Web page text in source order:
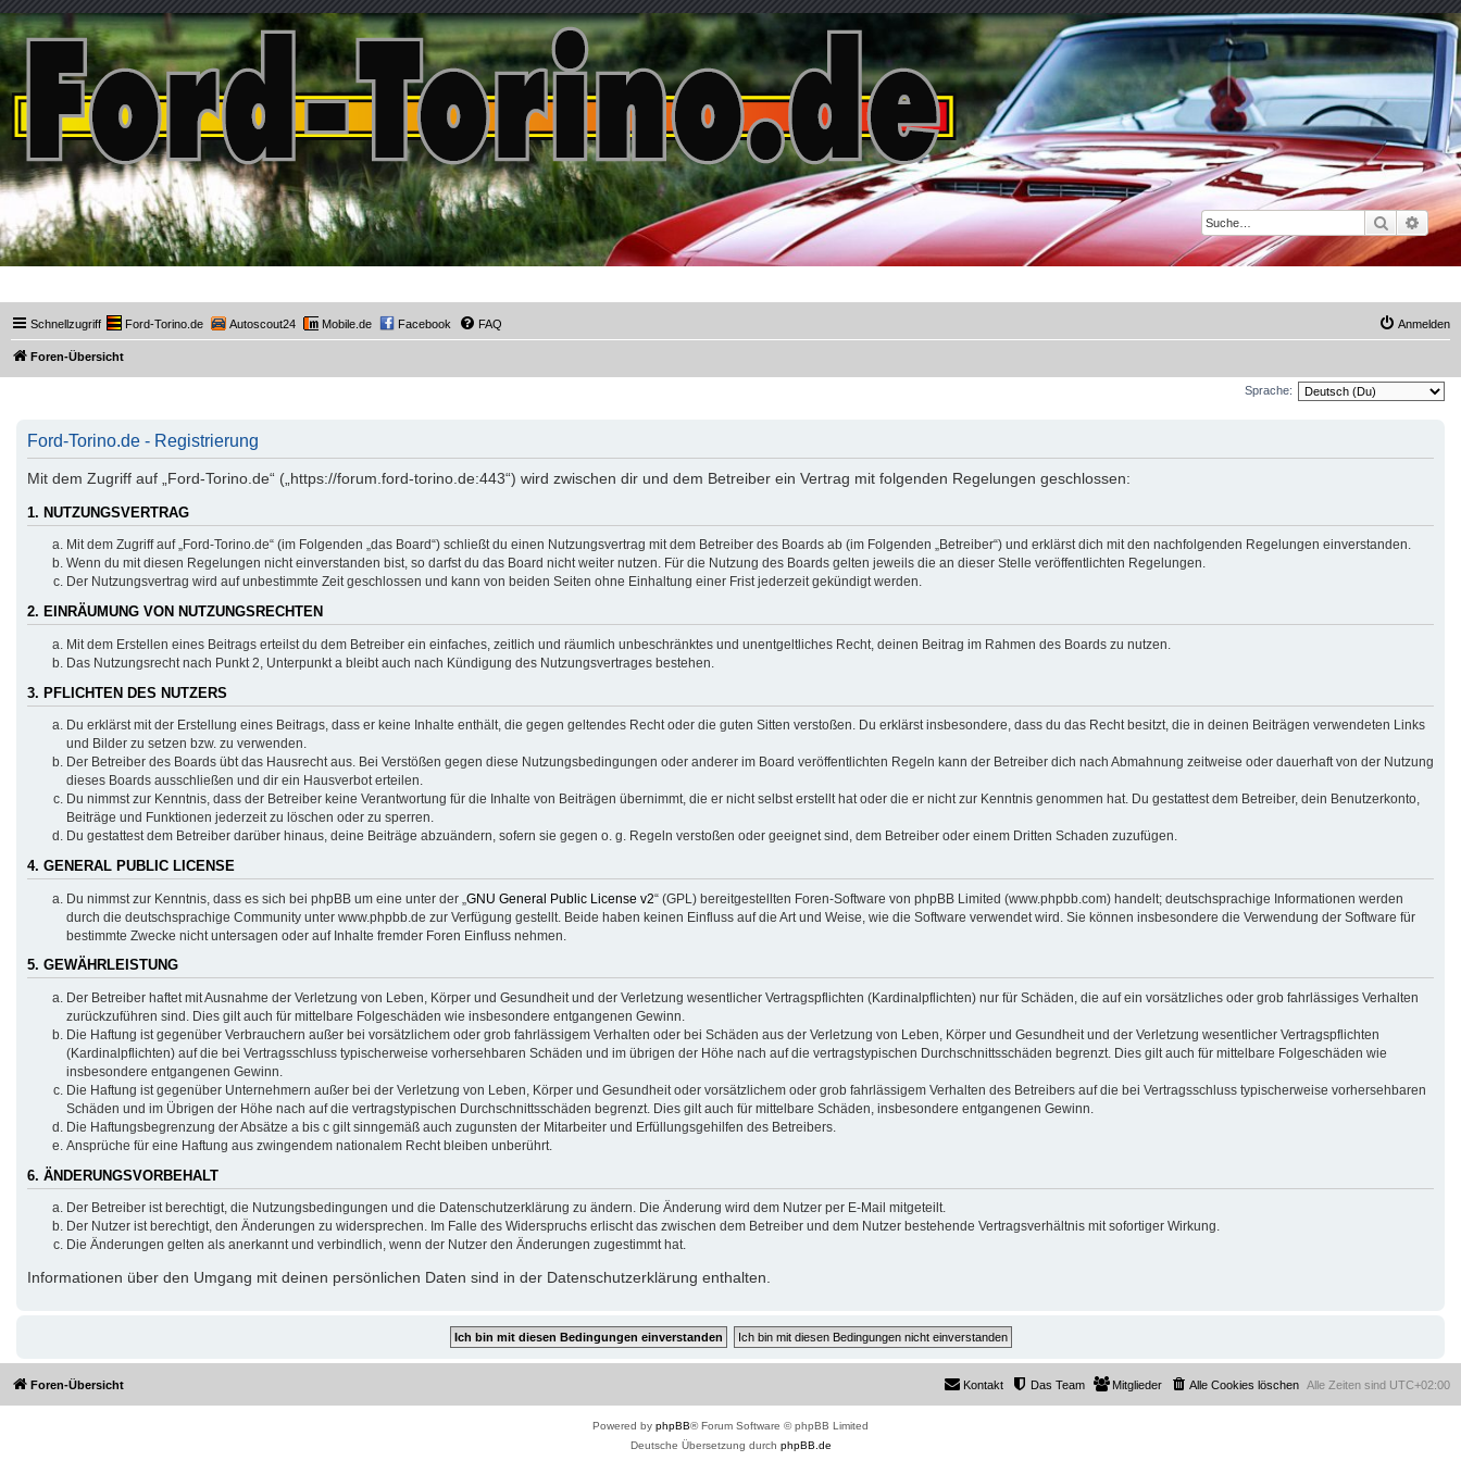
Suche
Ford-Torino.de
Schnellzugriff Ford-Torino.de Autoscout24 Mobile.de Facebook FAQ Anmelden
Foren-Übersicht
Sprache:
Ford-Torino.de - Registrierung
Mit dem Zugriff auf „Ford-Torino.de“ („https://forum.ford-torino.de:443“) wird zwischen dir und dem Betreiber ein Vertrag mit folgenden Regelungen geschlossen:
1. NUTZUNGSVERTRAG
Mit dem Zugriff auf „Ford-Torino.de“ (im Folgenden „das Board“) schließt du einen Nutzungsvertrag mit dem Betreiber des Boards ab (im Folgenden „Betreiber“) und erklärst dich mit den nachfolgenden Regelungen einverstanden.
Wenn du mit diesen Regelungen nicht einverstanden bist, so darfst du das Board nicht weiter nutzen. Für die Nutzung des Boards gelten jeweils die an dieser Stelle veröffentlichten Regelungen.
Der Nutzungsvertrag wird auf unbestimmte Zeit geschlossen und kann von beiden Seiten ohne Einhaltung einer Frist jederzeit gekündigt werden.
2. EINRÄUMUNG VON NUTZUNGSRECHTEN
Mit dem Erstellen eines Beitrags erteilst du dem Betreiber ein einfaches, zeitlich und räumlich unbeschränktes und unentgeltliches Recht, deinen Beitrag im Rahmen des Boards zu nutzen.
Das Nutzungsrecht nach Punkt 2, Unterpunkt a bleibt auch nach Kündigung des Nutzungsvertrages bestehen.
3. PFLICHTEN DES NUTZERS
Du erklärst mit der Erstellung eines Beitrags, dass er keine Inhalte enthält, die gegen geltendes Recht oder die guten Sitten verstoßen. Du erklärst insbesondere, dass du das Recht besitzt, die in deinen Beiträgen verwendeten Links
und Bilder zu setzen bzw. zu verwenden.
Der Betreiber des Boards übt das Hausrecht aus. Bei Verstößen gegen diese Nutzungsbedingungen oder anderer im Board veröffentlichten Regeln kann der Betreiber dich nach Abmahnung zeitweise oder dauerhaft von der Nutzung
dieses Boards ausschließen und dir ein Hausverbot erteilen.
Du nimmst zur Kenntnis, dass der Betreiber keine Verantwortung für die Inhalte von Beiträgen übernimmt, die er nicht selbst erstellt hat oder die er nicht zur Kenntnis genommen hat. Du gestattest dem Betreiber, dein Benutzerkonto,
Beiträge und Funktionen jederzeit zu löschen oder zu sperren.
Du gestattest dem Betreiber darüber hinaus, deine Beiträge abzuändern, sofern sie gegen o. g. Regeln verstoßen oder geeignet sind, dem Betreiber oder einem Dritten Schaden zuzufügen.
4. GENERAL PUBLIC LICENSE
Du nimmst zur Kenntnis, dass es sich bei phpBB um eine unter der „ GNU General Public License v2“ (GPL) bereitgestellten Foren-Software von phpBB Limited (www.phpbb.com) handelt; deutschsprachige Informationen werden
durch die deutschsprachige Community unter www.phpbb.de zur Verfügung gestellt. Beide haben keinen Einfluss auf die Art und Weise, wie die Software verwendet wird. Sie können insbesondere die Verwendung der Software für
bestimmte Zwecke nicht untersagen oder auf Inhalte fremder Foren Einfluss nehmen.
5. GEWÄHRLEISTUNG
Der Betreiber haftet mit Ausnahme der Verletzung von Leben, Körper und Gesundheit und der Verletzung wesentlicher Vertragspflichten (Kardinalpflichten) nur für Schäden, die auf ein vorsätzliches oder grob fahrlässiges Verhalten
zurückzuführen sind. Dies gilt auch für mittelbare Folgeschäden wie insbesondere entgangenen Gewinn.
Die Haftung ist gegenüber Verbrauchern außer bei vorsätzlichem oder grob fahrlässigem Verhalten oder bei Schäden aus der Verletzung von Leben, Körper und Gesundheit und der Verletzung wesentlicher Vertragspflichten
(Kardinalpflichten) auf die bei Vertragsschluss typischerweise vorhersehbaren Schäden und im übrigen der Höhe nach auf die vertragstypischen Durchschnittsschäden begrenzt. Dies gilt auch für mittelbare Folgeschäden wie
insbesondere entgangenen Gewinn.
Die Haftung ist gegenüber Unternehmern außer bei der Verletzung von Leben, Körper und Gesundheit oder vorsätzlichem oder grob fahrlässigem Verhalten des Betreibers auf die bei Vertragsschluss typischerweise vorhersehbaren
Schäden und im Übrigen der Höhe nach auf die vertragstypischen Durchschnittsschäden begrenzt. Dies gilt auch für mittelbare Schäden, insbesondere entgangenen Gewinn.
Die Haftungsbegrenzung der Absätze a bis c gilt sinngemäß auch zugunsten der Mitarbeiter und Erfüllungsgehilfen des Betreibers.
Ansprüche für eine Haftung aus zwingendem nationalem Recht bleiben unberührt.
6. ÄNDERUNGSVORBEHALT
Der Betreiber ist berechtigt, die Nutzungsbedingungen und die Datenschutzerklärung zu ändern. Die Änderung wird dem Nutzer per E-Mail mitgeteilt.
Der Nutzer ist berechtigt, den Änderungen zu widersprechen. Im Falle des Widerspruchs erlischt das zwischen dem Betreiber und dem Nutzer bestehende Vertragsverhältnis mit sofortiger Wirkung.
Die Änderungen gelten als anerkannt und verbindlich, wenn der Nutzer den Änderungen zugestimmt hat.
Informationen über den Umgang mit deinen persönlichen Daten sind in der Datenschutzerklärung enthalten.
Foren-Übersicht Alle Zeiten sind UTC+02:00
Alle Cookies löschen
Mitglieder
Das Team
Kontakt
Powered by phpBB® Forum Software © phpBB Limited
Deutsche Übersetzung durch phpBB.de